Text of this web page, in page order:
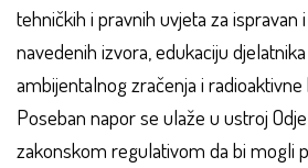
tehničkih i pravnih uvjeta za ispravan
navedenih izvora, edukaciju
ambijentalnog zračenja i
Poseban napor se ulaže u ustroj
zakonskom regulativom da bi mogli